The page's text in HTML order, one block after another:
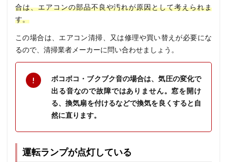
合は、エアコンの部品不良や汚れが原因として考えられま
す。
この場合は、エアコン清掃、又は修理や買い替えが必要にな
るので、清掃業者メーカーに問い合わせましょう。
ボコボコ・ブクブク音の場合は、気圧の変化で
出る音なので故障ではありません。窓を開け
る、換気扇を付けるなどで換気を良くすると自
然に直ります。
運転ランプが点灯している